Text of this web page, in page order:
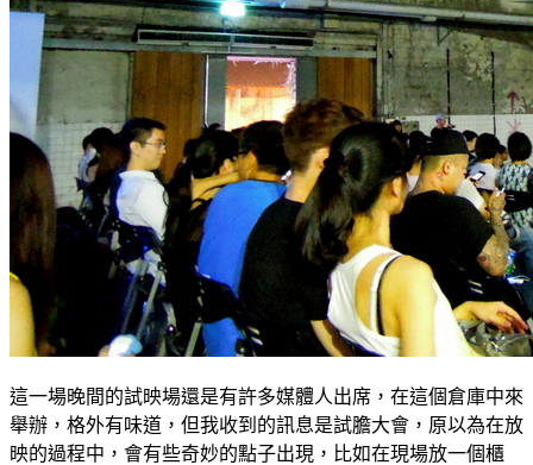
這一場晚間的試映場還是有許多媒體人出席，在這個倉庫中來
舉辦，格外有味道，但我收到的訊息是試膽大會，原以為在放
映的過程中，會有些奇妙的點子出現，比如在現場放一個櫃